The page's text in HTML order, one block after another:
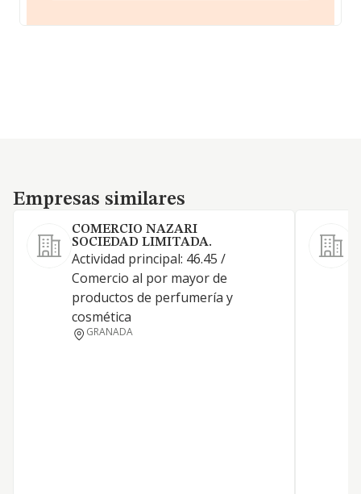
Empresas similares
Empresas similares
COMERCIO NAZARI
SOCIEDAD LIMITADA.
Actividad principal: 46.45 /
Comercio al por mayor de
productos de perfumería y
cosmética
GRANADA